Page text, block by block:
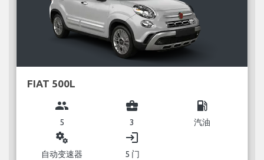
FIAT 500L
group
5
business_center
3
local_gas_station
汽油
miscellaneous_services
自动变速器
login
5 门